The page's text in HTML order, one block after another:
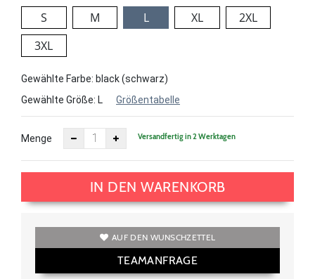
S M L XL
2XL
3XL
Gewählte Farbe: black (schwarz)
Gewählte Größe: L Größentabelle
Menge Versandfertig in 2 Werktagen
IN DEN WARENKORB
AUF DEN WUNSCHZETTEL
TEAMANFRAGE